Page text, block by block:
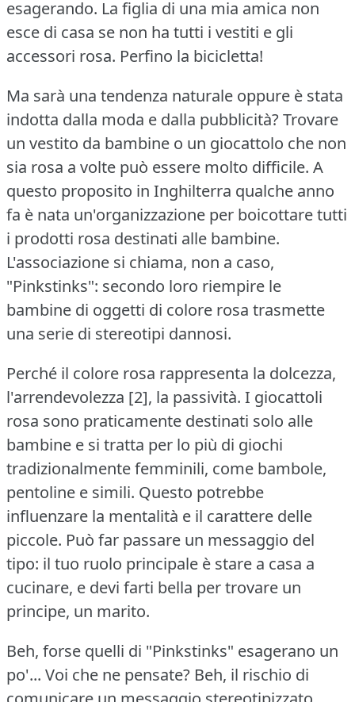
esagerando. La figlia di una mia amica non
esce di casa se non ha tutti i vestiti e gli
accessori rosa. Perfino la bicicletta!
Ma sarà una tendenza naturale oppure è stata
indotta dalla moda e dalla pubblicità?Trovare
un vestito da bambine o un giocattolo che non
sia rosa a volte può essere molto difficile. A
questo proposito in Inghilterra qualche anno
fa è nata un'organizzazione per boicottare tutti
i prodotti rosa destinati alle bambine.
L'associazione si chiama, non a caso,
"Pinkstinks": secondo loro riempire le
bambine di oggetti di colore rosa trasmette
una serie di stereotipi dannosi.
Perché il colore rosa rappresenta la dolcezza,
l'arrendevolezza [2], la passività. I giocattoli
rosa sono praticamente destinati solo alle
bambine e si tratta per lo più di giochi
tradizionalmente femminili, come bambole,
pentoline e simili. Questo potrebbe
influenzare la mentalità e il carattere delle
piccole. Può far passare un messaggio del
tipo: il tuo ruolo principale è stare a casa a
cucinare, e devi farti bella per trovare un
principe, un marito.
Beh, forse quelli di "Pinkstinks" esagerano un
po'... Voi che ne pensate? Beh, il rischio di